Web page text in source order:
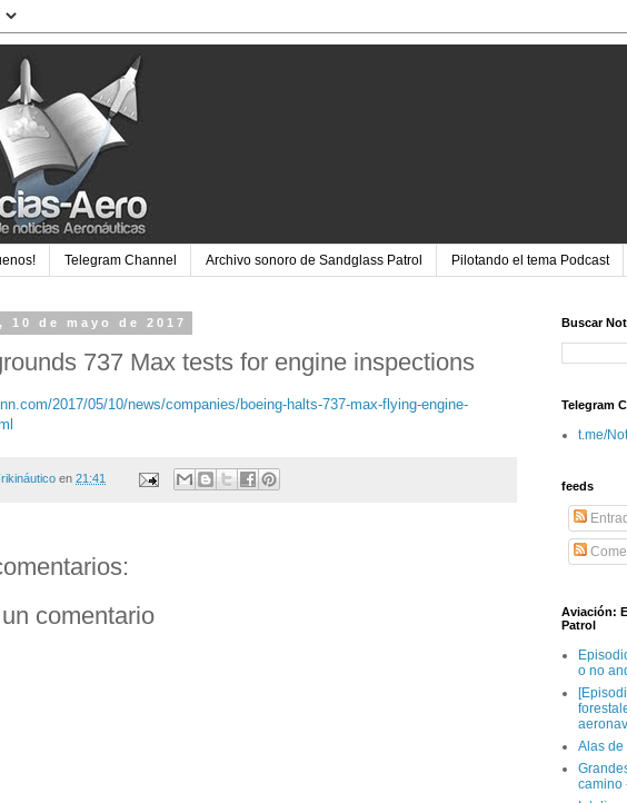
Telegram Channel Archivo sonoro de Sandglass Patrol Pilotando el tema Podcast
10 de mayo de 2017
737 Max tests for engine inspections
2017/05/10/news/companies/boeing-halts-737-max-flying-engine-
en 21:41
comentario
Buscar
Telegram
t.me/
feeds
Aviación:
Patrol
o no
Alas de
camino